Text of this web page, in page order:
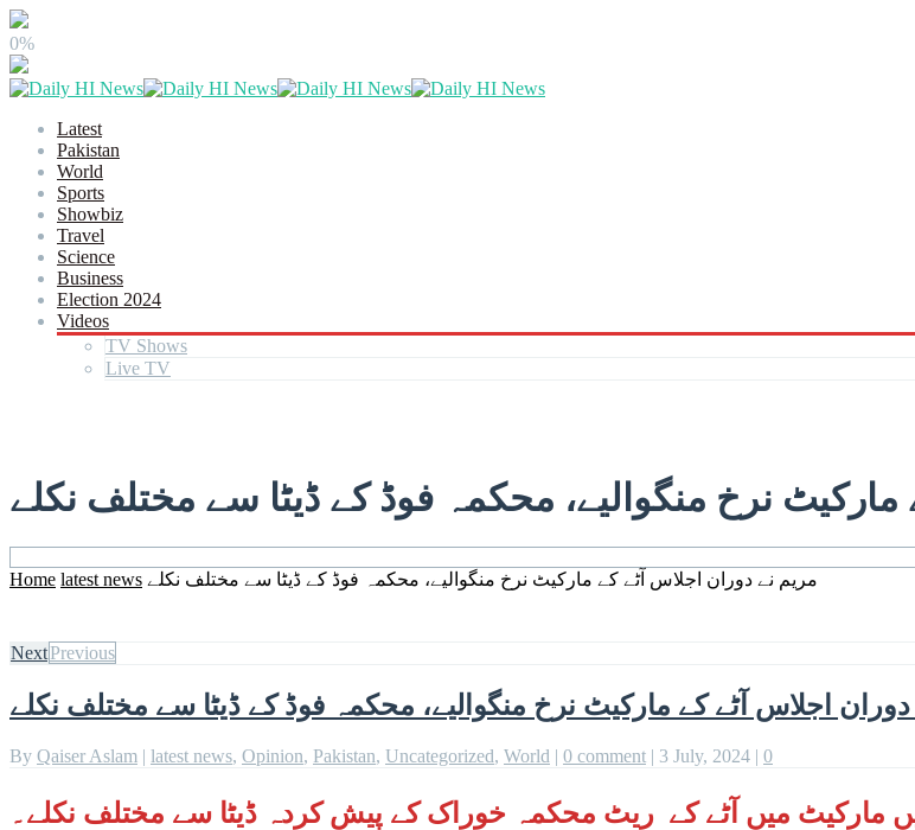
0%
Latest
Pakistan
World
Sports
Showbiz
Travel
Science
Business
Election 2024
Videos
TV Shows
Live TV
مارکیٹ نرخ منگوالیے، محکمہ فوڈ کے ڈیٹا سے مختلف نکلے
Home latest news مریم نے دوران اجلاس آٹے کے مارکیٹ نرخ منگوالیے، محکمہ فوڈ کے ڈیٹا سے مختلف نکلے
NextPrevious
اجلاس آٹے کے مارکیٹ نرخ منگوالیے، محکمہ فوڈ کے ڈیٹا سے مختلف نکلے
By Qaiser Aslam | latest news, Opinion, Pakistan, Uncategorized, World | 0 comment | 3 July, 2024 | 0
مارکیٹ میں آٹے کے ریٹ محکمہ خوراک کے پیش کردہ ڈیٹا سے مختلف نکلے۔